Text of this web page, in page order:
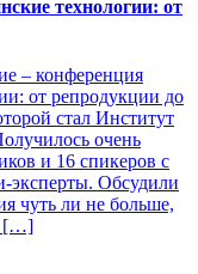
технологии: от
– конференция
от репродукции до
стал Институт
очень
и 16 спикеров с
эксперты. Обсудили
чуть ли не больше,
[…]